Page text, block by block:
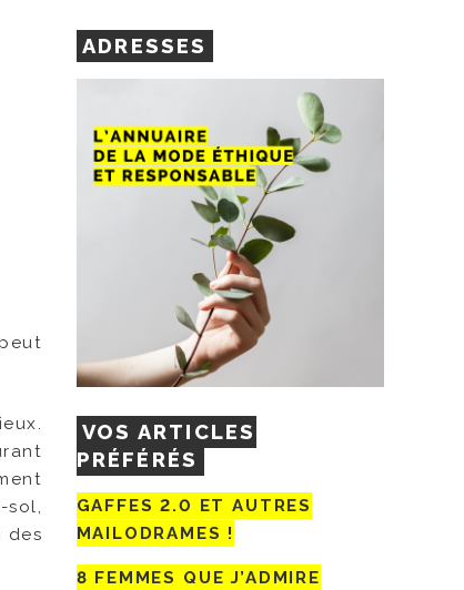
sol,
des
ADRESSES
VOS ARTICLES
PRÉFÉRÉS
GAFFES 2.0 ET AUTRES
MAILODRAMES !
8 FEMMES QUE J’ADMIRE